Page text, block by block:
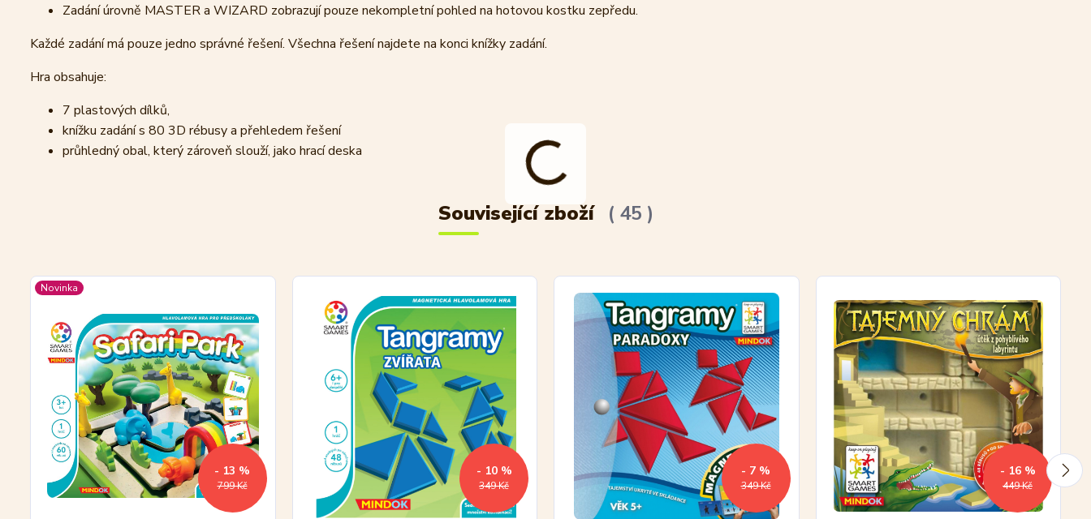
Zadání úrovně MASTER a WIZARD zobrazují pouze nekompletní pohled na hotovou kostku zepředu.
Každé zadání má pouze jedno správné řešení. Všechna řešení najdete na konci knížky zadání.
Hra obsahuje:
7 plastových dílků,
knížku zadání s 80 3D rébusy a přehledem řešení
průhledný obal, který zároveň slouží, jako hrací deska
Související zboží 45
Novinka
799 Kč
- 13 %
349 Kč
- 10 %
349 Kč
- 7 %
449 Kč
- 16 %